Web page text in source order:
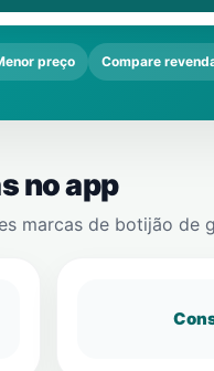
preço Compare
no app
marcas de botijão de